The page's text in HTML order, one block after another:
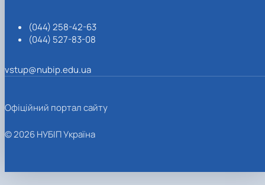
(044) 258-42-63
(044) 527-83-08
vstup@nubip.edu.ua
Офіційний портал сайту
© 2026 НУБІП Україна